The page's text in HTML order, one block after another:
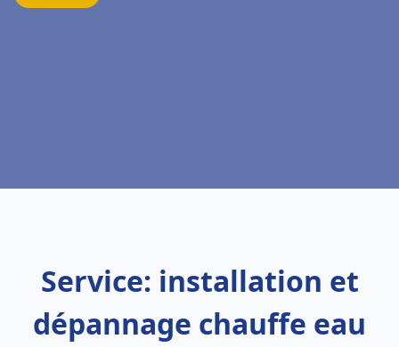
Service: installation et
dépannage chauffe eau